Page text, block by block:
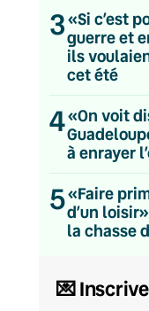
3«Si c’est
guerre et
ils
cet été
4«On voit
à enrayer
5«Faire
d’un
la chasse
💌